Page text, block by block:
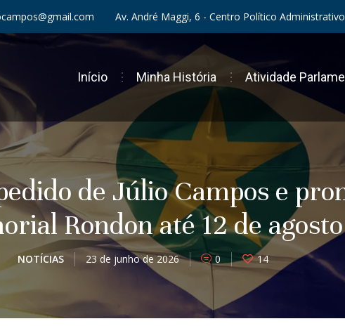
Av. André Maggi, 6 - Centro Político
Início Minha História Atividade
de Júlio Campos e
Rondon até 12 de agosto
NOTÍCIAS 23 de junho de 2026 0 14